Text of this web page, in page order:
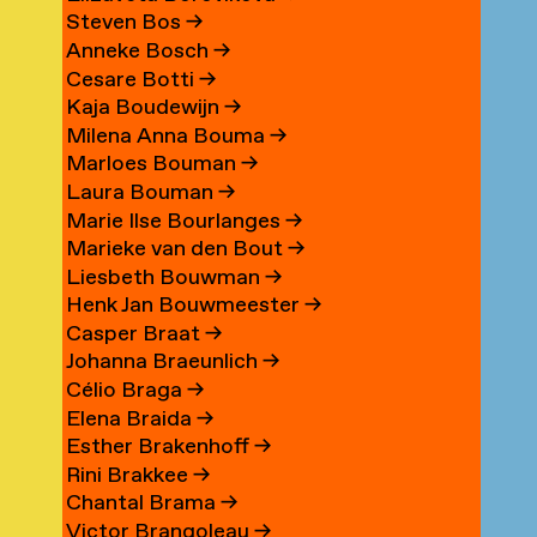
Steven Bos →
Anneke Bosch →
Cesare Botti →
Kaja Boudewijn →
Milena Anna Bouma →
Marloes Bouman →
Laura Bouman →
Marie Ilse Bourlanges →
Marieke van den Bout→
Liesbeth Bouwman →
Henk Jan Bouwmeester →
Casper Braat→
Johanna Braeunlich →
Célio Braga →
Elena Braida →
Esther Brakenhoff→
Rini Brakkee →
Chantal Brama →